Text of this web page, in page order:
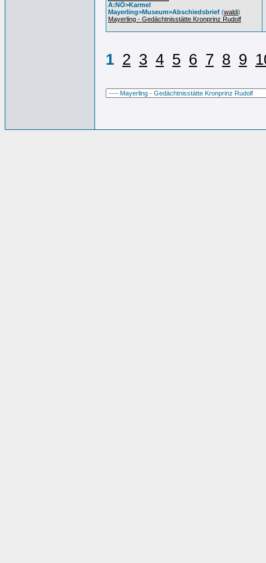
A:NÖ>Karmel
Mayerling>Museum>Abschiedsbrief (waldi)
Mayerling - Gedächtnisstätte Kronprinz Rudolf
1 2 3 4 5 6 7 8 9